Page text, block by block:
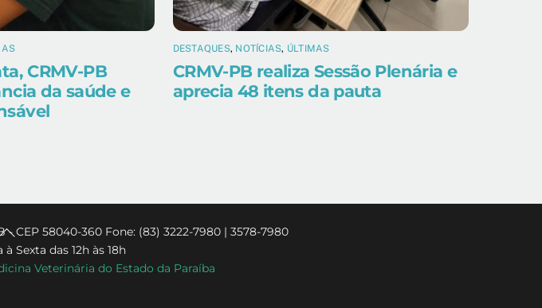
CRMV-PB
da saúde e
DESTAQUES, NOTÍCIAS, ÚLTIMAS
CRMV-PB realiza Sessão Plenária e
aprecia 48 itens da pauta
Back
To
Top
- CEP 58040-360 Fone: (83) 3222-7980 | 3578-7980
Sexta das 12h às 18h
Veterinária do Estado da Paraíba